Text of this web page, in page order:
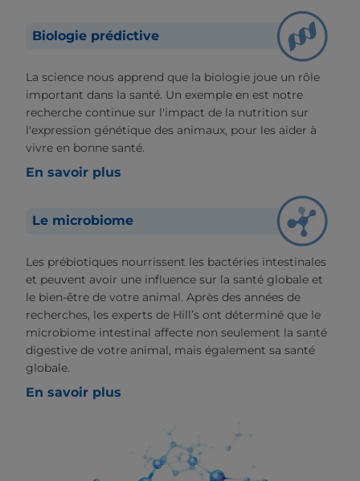
Biologie prédictive
La science nous apprend que la biologie joue un rôle
important dans la santé. Un exemple en est notre
recherche continue sur l'impact de la nutrition sur
l'expression génétique des animaux, pour les aider à
vivre en bonne santé.
En savoir plus
Le microbiome
Les prébiotiques nourrissent les bactéries intestinales
et peuvent avoir une influence sur la santé globale et
le bien-être de votre animal. Après des années de
recherches, les experts de Hill’s ont déterminé que le
microbiome intestinal affecte non seulement la santé
digestive de votre animal, mais également sa santé
globale.
En savoir plus